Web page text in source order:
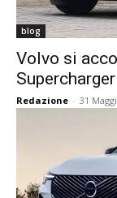
blog
Volvo si
Supercharger
Redazione - 31